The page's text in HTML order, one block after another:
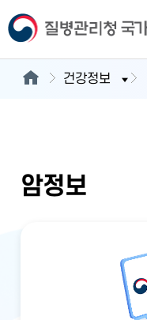
건강정보
암정보